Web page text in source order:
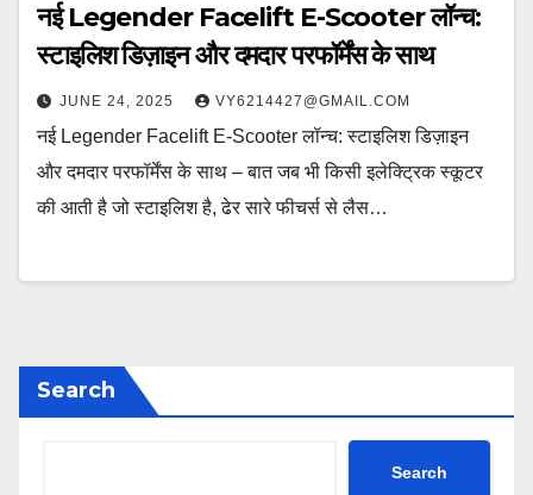
नई Legender Facelift E-Scooter लॉन्च:
स्टाइलिश डिज़ाइन और दमदार परफॉर्मेंस के साथ
JUNE 24, 2025 VY6214427@GMAIL.COM
नई Legender Facelift E-Scooter लॉन्च: स्टाइलिश डिज़ाइन
और दमदार परफॉर्मेंस के साथ – बात जब भी किसी इलेक्ट्रिक स्कूटर
की आती है जो स्टाइलिश है, ढेर सारे फीचर्स से लैस…
Search
Search